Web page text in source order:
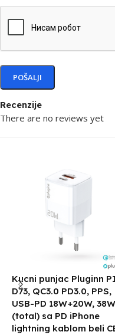
Recenzije
There are no reviews yet
Kucni punjac Pluginn
D73, QC3.0 PD3.0, PPS,
USB-PD 18W+20W, 38W
(total) sa PD iPhone
lightning kablom beli